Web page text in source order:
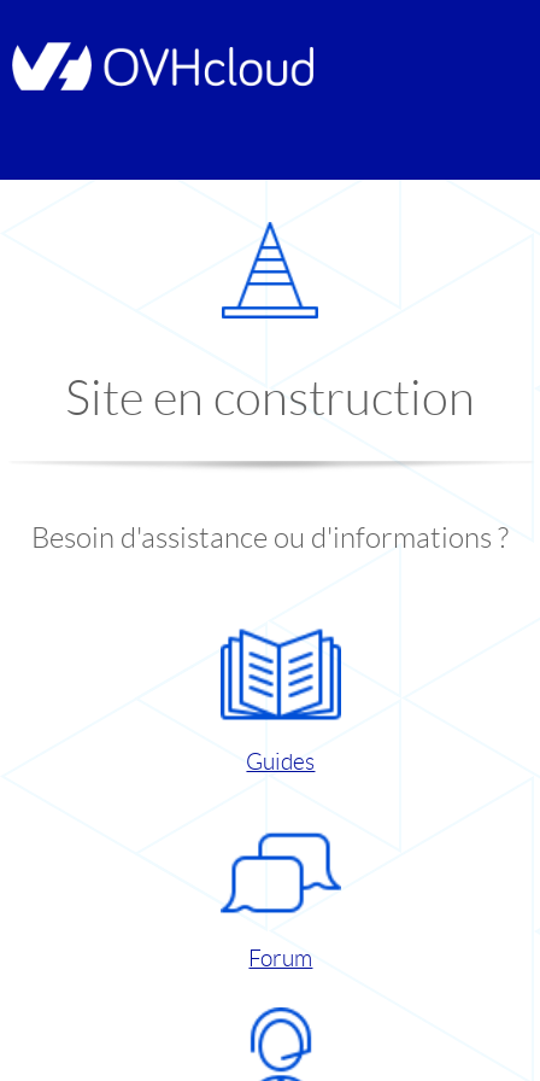
Site en construction
Besoin d'assistance ou d'informations ?
Guides
Forum